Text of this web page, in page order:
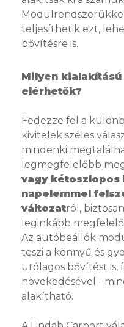
teljesíthetik ezt,
bővítésre is.
Milyen
elérhetők?
Fedezze fel a
kivitelek széles
mindenki
legmegfelelőbb
vagy kétoszlopos
napelemmel
változatról,
leginkább
Az autóbeállók
teszi a könnyű és
utólagos bővítést is,
növekedésével -
alakítható.